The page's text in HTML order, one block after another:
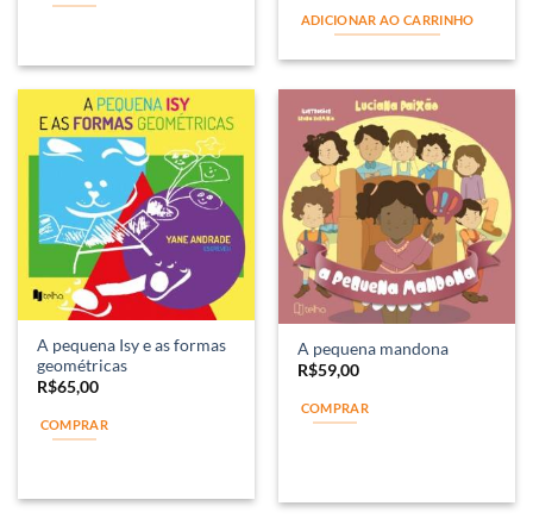
ADICIONAR AO CARRINHO
A pequena Isy e as formas
geométricas
R$65,00
COMPRAR
A pequena mandona
R$59,00
COMPRAR